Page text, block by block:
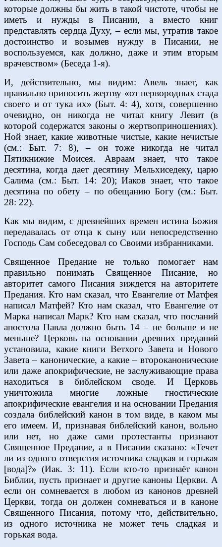
которые должны бы жить в такой чистоте, чтобы не
иметь и нужды в Писании, а вместо книг
представлять сердца Духу, – если мы, утратив такое
достоинство и возымев нужду в Писании, не
воспользуемся, как должно, даже и этим вторым
врачевством» (Беседа 1-я).
И, действительно, мы видим: Авель знает, как
правильно приносить жертву «от первородных стада
своего и от тука их» (Быт. 4: 4), хотя, совершенно
очевидно, он никогда не читал книгу Левит (в
которой содержатся законы о жертвоприношениях).
Ной знает, какие животные чистые, какие нечистые
(см.: Быт. 7: 8), – он тоже никогда не читал
Пятикнижие Моисея. Авраам знает, что такое
десятина, когда дает десятину Мельхиседеку, царю
Салима (см.: Быт. 14: 20); Иаков знает, что такое
десятина по обету – по обещанию Богу (см.: Быт.
28: 22).
Как мы видим, с древнейших времен истина Божия
передавалась от отца к сыну или непосредственно
Господь Сам собеседовал со Своими избранниками.
Священное Предание не только помогает нам
правильно понимать Священное Писание, но
авторитет самого Писания зиждется на авторитете
Предания. Кто нам сказал, что Евангелие от Матфея
написал Матфей? Кто нам сказал, что Евангелие от
Марка написал Марк? Кто нам сказал, что посланий
апостола Павла должно быть 14 – не больше и не
меньше? Церковь на основании древних преданий
установила, какие книги Ветхого Завета и Нового
Завета – канонические, а какие – второканонические
или даже апокрифические, не заслуживающие права
находиться в библейском своде. И Церковь
уничтожила многие ложные гностические
апокрифические евангелия и на основании Предания
создала библейский канон в том виде, в каком мы
его имеем. И, признавая библейский канон, вольно
или нет, но даже сами протестанты признают
Священное Предание, а в Писании сказано: «Течет
ли из одного отверстия источника сладкая и горькая
[вода]?» (Иак. 3: 11). Если кто-то признаёт канон
Библии, пусть признает и другие каноны Церкви. А
если он сомневается в любом из канонов древней
Церкви, тогда он должен сомневаться и в каноне
Священного Писания, потому что, действительно,
из одного источника не может течь сладкая и
горькая вода.